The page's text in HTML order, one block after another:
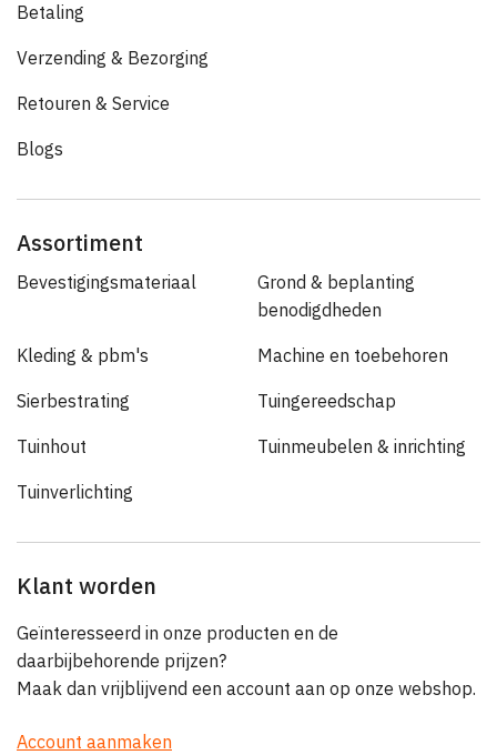
Betaling
Verzending & Bezorging
Retouren & Service
Blogs
Assortiment
Bevestigingsmateriaal
Grond & beplanting
benodigdheden
Kleding & pbm's Machine en toebehoren
Sierbestrating Tuingereedschap
Tuinhout Tuinmeubelen & inrichting
Tuinverlichting
Klant worden
Geïnteresseerd in onze producten en de
daarbijbehorende prijzen?
Maak dan vrijblijvend een account aan op onze webshop.
Account aanmaken